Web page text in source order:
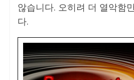
않습니다. 오히려 더 열악함
다.